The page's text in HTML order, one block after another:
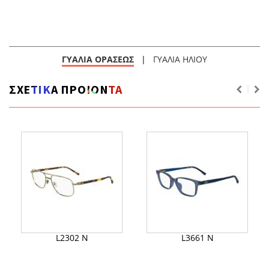
ΓΥΑΛΙΑ ΟΡΑΣΕΩΣ | ΓΥΑΛΙΑ ΗΛΙΟΥ
ΣΧΕΤΙΚΑ ΠΡΟΙΟΝΤΑ
L2302 N L3661 N